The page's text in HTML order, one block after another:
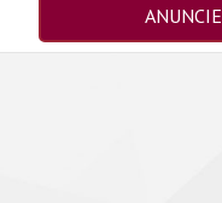
ANUNCIE